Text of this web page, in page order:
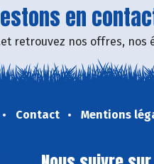
en
retrouvez nos offres, nos
Contact Mentions